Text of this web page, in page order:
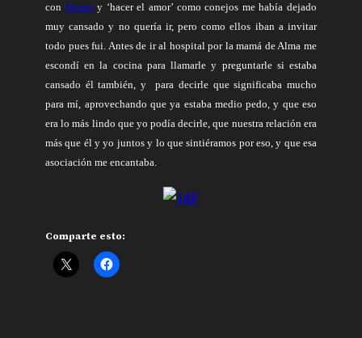
con Memo y ‘hacer el amor’ como conejos me había dejado
muy cansado y no quería ir, pero como ellos iban a invitar
todo pues fui. Antes de ir al hospital por la mamá de Alma me
escondí en la cocina para llamarle y preguntarle si estaba
cansado él también, y para decirle que significaba mucho
para mí, aprovechando que ya estaba medio pedo, y que eso
era lo más lindo que yo podía decirle, que nuestra relación era
más que él y yo juntos y lo que sintiéramos por eso, y que esa
asociación me encantaba.
Comparte esto: